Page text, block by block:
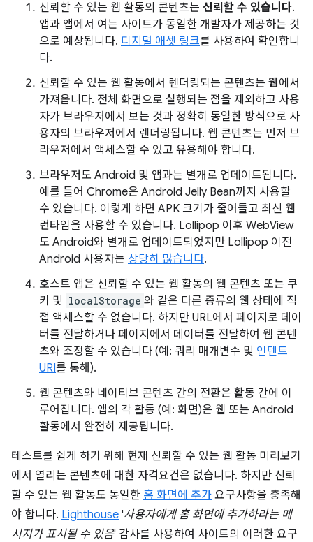
신뢰할 수 있는 웹 활동의 콘텐츠는 신뢰할 수 있습니다.
앱과 앱에서 여는 사이트가 동일한 개발자가 제공하는 것
으로 예상됩니다. 디지털 애셋 링크를 사용하여 확인합니
다.
신뢰할 수 있는 웹 활동에서 렌더링되는 콘텐츠는 웹 에서
가져옵니다. 전체 화면으로 실행되는 점을 제외하고 사용
자가 브라우저에서 보는 것과 정확히 동일한 방식으로 사
용자의 브라우저에서 렌더링됩니다. 웹 콘텐츠는 먼저 브
라우저에서 액세스할 수 있고 유용해야 합니다.
브라우저도 Android 및 앱과는 별개로 업데이트됩니다.
예를 들어 Chrome은 Android Jelly Bean까지 사용할
수 있습니다. 이렇게 하면 APK 크기가 줄어들고 최신 웹
런타임을 사용할 수 있습니다. Lollipop 이후 WebView
도 Android와 별개로 업데이트되었지만 Lollipop 이전
Android 사용자는 상당히 많습니다.
호스트 앱은 신뢰할 수 있는 웹 활동의 웹 콘텐츠 또는 쿠
키 및 localStorage 와 같은 다른 종류의 웹 상태에 직
접 액세스할 수 없습니다. 하지만 URL에서 페이지로 데이
터를 전달하거나 페이지에서 데이터를 전달하여 웹 콘텐
츠와 조정할 수 있습니다 (예: 쿼리 매개변수 및 인텐트
URI를 통해).
웹 콘텐츠와 네이티브 콘텐츠 간의 전환은 활동 간에 이
루어집니다. 앱의 각 활동 (예: 화면)은 웹 또는 Android
활동에서 완전히 제공됩니다.
테스트를 쉽게 하기 위해 현재 신뢰할 수 있는 웹 활동 미리보기
에서 열리는 콘텐츠에 대한 자격요건은 없습니다. 하지만 신뢰
할 수 있는 웹 활동도 동일한 홈 화면에 추가 요구사항을 충족해
야 합니다. Lighthouse '사용자에게 홈 화면에 추가하라는 메
시지가 표시될 수 있음' 감사를 사용하여 사이트의 이러한 요구